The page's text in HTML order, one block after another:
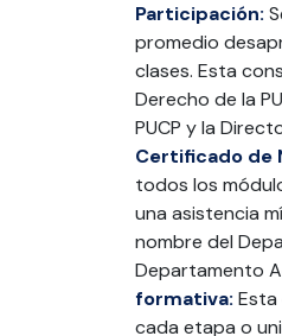
Participación:
promedio
clases. Esta
Derecho de la
PUCP y la
Certificado de
todos los
una asistencia
nombre del
Departamento
formativa:
cada etapa o